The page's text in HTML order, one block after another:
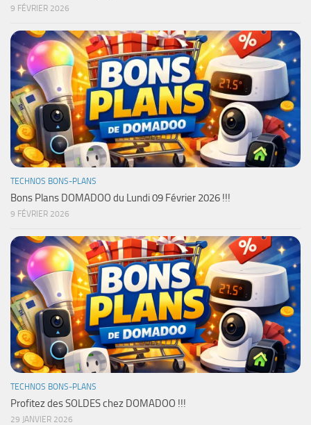
9 FÉVRIER 2026
TECHNOS BONS-PLANS
Bons Plans DOMADOO du Lundi 09 Février 2026 !!!
9 FÉVRIER 2026
TECHNOS BONS-PLANS
Profitez des SOLDES chez DOMADOO !!!
29 JANVIER 2026